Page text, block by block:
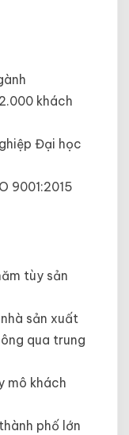
khách
Đại học
9001:2015
tùy sản
sản xuất
qua trung
mô khách
phố lớn